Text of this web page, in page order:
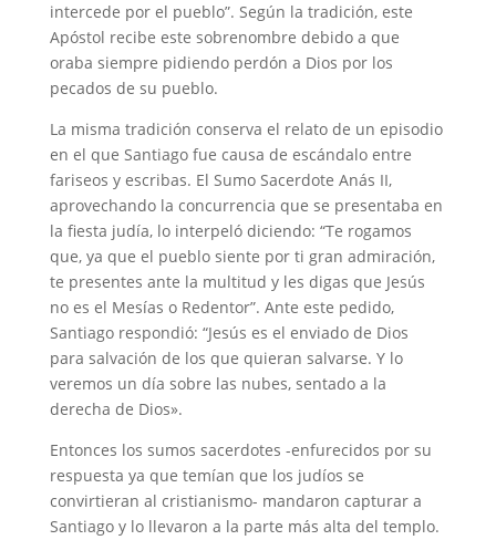
intercede por el pueblo”. Según la tradición, este
Apóstol recibe este sobrenombre debido a que
oraba siempre pidiendo perdón a Dios por los
pecados de su pueblo.
La misma tradición conserva el relato de un episodio
en el que Santiago fue causa de escándalo entre
fariseos y escribas. El Sumo Sacerdote Anás II,
aprovechando la concurrencia que se presentaba en
la fiesta judía, lo interpeló diciendo: “Te rogamos
que, ya que el pueblo siente por ti gran admiración,
te presentes ante la multitud y les digas que Jesús
no es el Mesías o Redentor”. Ante este pedido,
Santiago respondió: “Jesús es el enviado de Dios
para salvación de los que quieran salvarse. Y lo
veremos un día sobre las nubes, sentado a la
derecha de Dios».
Entonces los sumos sacerdotes -enfurecidos por su
respuesta ya que temían que los judíos se
convirtieran al cristianismo- mandaron capturar a
Santiago y lo llevaron a la parte más alta del templo.